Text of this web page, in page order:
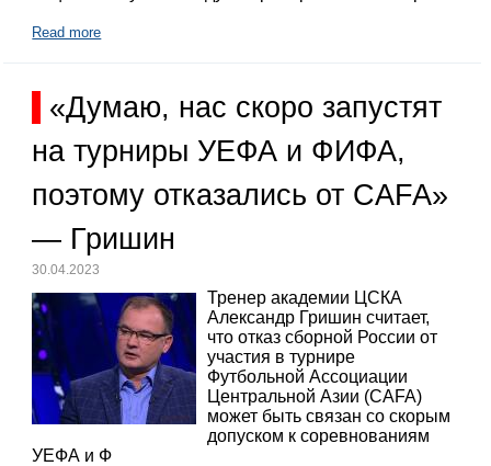
Read more
«Думаю, нас скоро запустят
на турниры УЕФА и ФИФА,
поэтому отказались от CAFA»
— Гришин
30.04.2023
Тренер академии ЦСКА
Александр Гришин считает,
что отказ сборной России от
участия в турнире
Футбольной Ассоциации
Центральной Азии (CAFA)
может быть связан со скорым
допуском к соревнованиям
УЕФА и Ф